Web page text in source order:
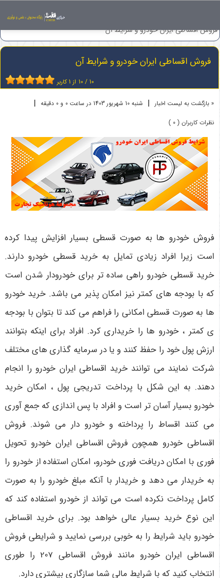
فروش اقساطی ایران خودرو و شرایط آن
فروش اقساطی ایران خودرو و شرایط آن
10 / 10 از 1کاربر
« بازگشت به لیست اخبار | شنبه 10 شهريور 1403 در ساعت 0 و 0 دقیقه |
نظرات کاربران ( 0 )
فروش خودرو ها به صورت قسطی بسیار افزایش پیدا کرده
است زیرا افراد زیادی تمایل به خرید قسطی خودرو دارند.
خرید قسطی خودرو راهی ساده تر برای خودرودار شدن است
که با بودجه های کمتر نیز امکان پذیر می باشد. خرید خودرو
ها به صورت قسطی امکانی را فراهم می کند تا بتوان با بودجه
ی کمتر ، خودرو ها را خریداری کرد. افراد برای اینکه بتوانند
ارزش پول خود را حفظ کنند و یا در سرمایه گذاری های مختلف
شرکت نمایند می توانند خرید اقساطی ایران خودرو را انجام
دهند. به این شکل با پرداخت تدریجی پول ، امکان خرید
خودرو بسیار آسان تر است و افراد با پس اندازی که جمع آوری
می کنند اقساط را پرداخته و خودرو دار می شوند. فروش
اقساطی خودرو همچون فروش اقساطی ایران خودرو تحویل
فوری با امکان دریافت فوری خودرو، امکان استفاده از خودرو را
به خریدار می دهد و خریدار با آنکه مبلغ خودرو را به صورت
کامل پرداخت نکرده است می تواند از خودرو استفاده کند که
این نوع خرید بسیار عالی خواهد بود. برای خرید اقساطی
خودرو باید شرایط را به خوبی بررسی نمایید و شرایطی فروش
اقساطی ایران خودرو مانند فروش اقساطی 207 را طوری
انتخاب کنید که با شرایط مالی شما سازگاری بیشتری دارد.